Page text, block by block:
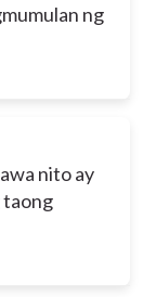
ng
nito ay
taong